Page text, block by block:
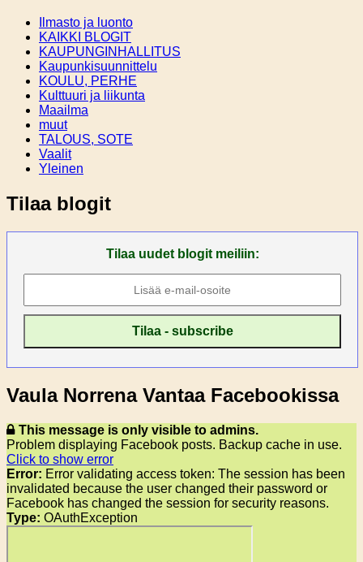
Ilmasto ja luonto
KAIKKI BLOGIT
KAUPUNGINHALLITUS
Kaupunkisuunnittelu
KOULU, PERHE
Kulttuuri ja liikunta
Maailma
muut
TALOUS, SOTE
Vaalit
Yleinen
Tilaa blogit
Tilaa uudet blogit meiliin:
Vaula Norrena Vantaa Facebookissa
This message is only visible to admins.
Problem displaying Facebook posts. Backup cache in use.
Click to show error
Error: Error validating access token: The session has been
invalidated because the user changed their password or
Facebook has changed the session for security reasons.
Type: OAuthException